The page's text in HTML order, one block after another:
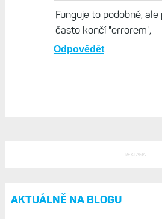
Funguje to podobně,
často končí "errorem",
Odpovědět
REKLAMA
AKTUÁLNĚ NA BLOGU